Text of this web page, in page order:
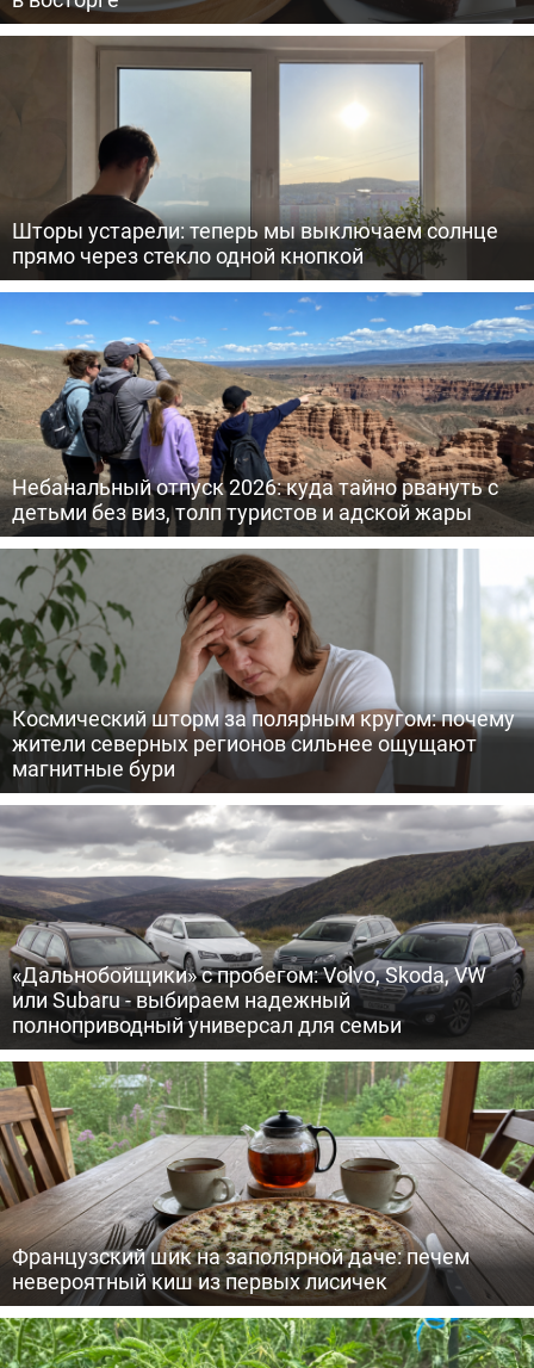
Шторы устарели: теперь мы выключаем солнце
прямо через стекло одной кнопкой
Небанальный отпуск 2026: куда тайно рвануть с
детьми без виз, толп туристов и адской жары
Космический шторм за полярным кругом: почему
жители северных регионов сильнее ощущают
магнитные бури
«Дальнобойщики» с пробегом: Volvo, Skoda, VW
или Subaru - выбираем надежный
полноприводный универсал для семьи
Французский шик на заполярной даче: печем
невероятный киш из первых лисичек